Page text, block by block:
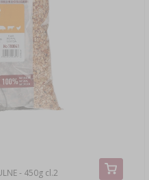
- 450g cl.2